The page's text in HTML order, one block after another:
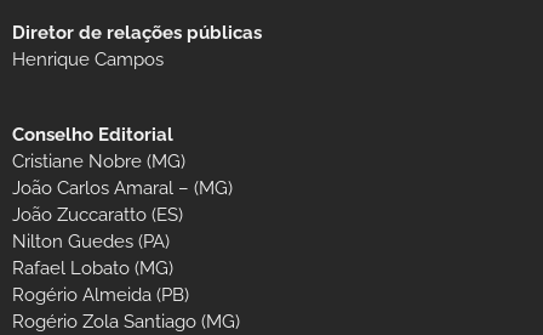
Diretor de relações públicas
Henrique Campos
Conselho Editorial
Cristiane Nobre (MG)
João Carlos Amaral – (MG)
João Zuccaratto (ES)
Nilton Guedes (PA)
Rafael Lobato (MG)
Rogério Almeida (PB)
Rogério Zola Santiago (MG)